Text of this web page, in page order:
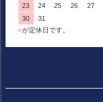
23
24 25 26 27
30
31
■が定休日です。